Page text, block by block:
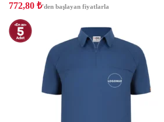
772,80 ₺'den başlayan fiyatlarla